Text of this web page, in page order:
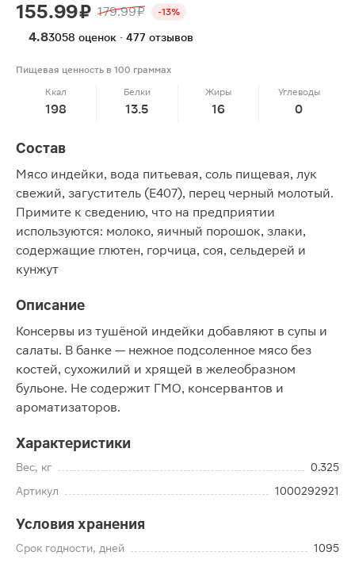
155.99 ₽ 179.99 ₽ -13%
4.83058 оценок · 477 отзывов
Пищевая ценность в 100 граммах
Ккал
198
Белки
13.5
Жиры
16
Углеводы
0
Состав
Мясо индейки, вода питьевая, соль пищевая, лук
свежий, загуститель (Е407), перец черный молотый.
Примите к сведению, что на предприятии
используются: молоко, яичный порошок, злаки,
содержащие глютен, горчица, соя, сельдерей и
кунжут
Описание
Консервы из тушёной индейки добавляют в супы и
салаты. В банке — нежное подсоленное мясо без
костей, сухожилий и хрящей в желеобразном
бульоне. Не содержит ГМО, консервантов и
ароматизаторов.
Характеристики
Вес, кг
0.325
Артикул
1000292921
Условия хранения
Срок годности, дней 1095